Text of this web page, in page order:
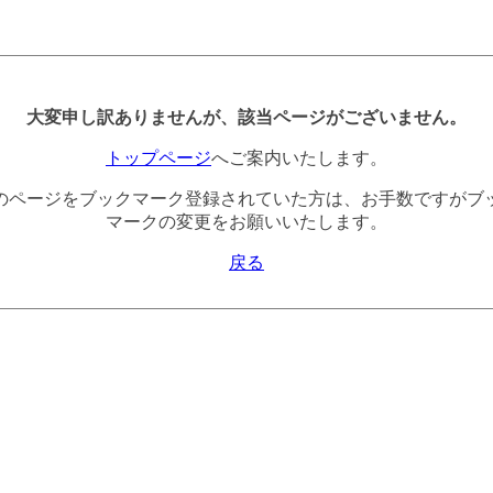
大変申し訳ありませんが、該当ページがございません。
トップページへご案内いたします。
ページをブックマーク登録されていた方は、お手数ですがブ
マークの変更をお願いいたします。
戻る